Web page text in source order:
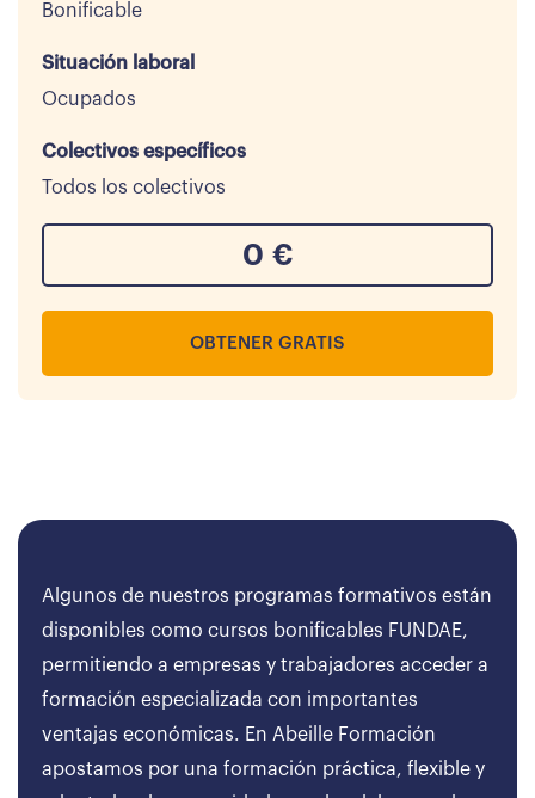
Bonificable
Situación laboral
Ocupados
Colectivos específicos
Todos los colectivos
0 €
OBTENER GRATIS
Algunos de nuestros programas formativos están
disponibles como cursos bonificables FUNDAE,
permitiendo a empresas y trabajadores acceder a
formación especializada con importantes
ventajas económicas. En Abeille Formación
apostamos por una formación práctica, flexible y